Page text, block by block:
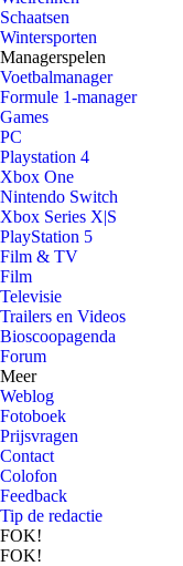
Schaatsen
Wintersporten
Managerspelen
Voetbalmanager
Formule 1-manager
Games
PC
Playstation 4
Xbox One
Nintendo Switch
Xbox Series X|S
PlayStation 5
Film & TV
Film
Televisie
Trailers en Videos
Bioscoopagenda
Forum
Meer
Weblog
Fotoboek
Prijsvragen
Contact
Colofon
Feedback
Tip de redactie
FOK!
FOK!